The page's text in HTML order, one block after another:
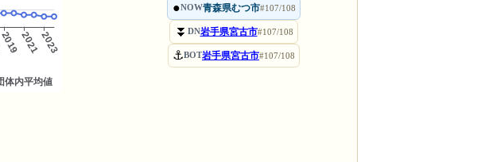
●NOW青森県むつ市#107/108
⏬ DN岩手県宮古市#107/108
⚓BOT岩手県宮古市#107/108